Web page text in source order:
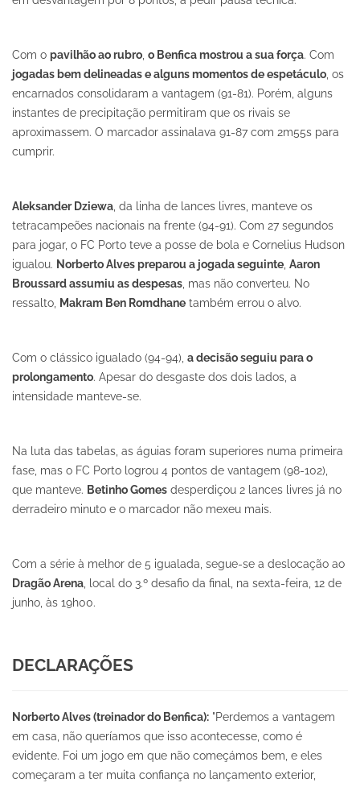
Com o pavilhão ao rubro o Benfica mostrou a sua força. Com
jogadas bem delineadas e alguns momentos de espetáculo , os
encarnados consolidaram a vantagem (91-81). Porém, alguns
instantes de precipitação permitiram que os rivais se
aproximassem. O marcador assinalava 91-87 com 2m55s para
cumprir.
Aleksander Dziewa , da linha de lances livres, manteve os
tetracampeões nacionais na frente (94-91). Com 27 segundos
para jogar, o FC Porto teve a posse de bola e Cornelius Hudson
igualou. Norberto Alves preparou a jogada seguinte Aaron
Broussard assumiu as despesas , mas não converteu. No
ressalto,
Makram Ben Romdhane também errou o alvo.
Com o clássico igualado (94-94), a decisão seguiu para o
prolongamento. Apesar do desgaste dos dois lados, a
intensidade manteve-se.
Na luta das tabelas, as águias foram superiores numa primeira
fase, mas o FC Porto logrou 4 pontos de vantagem (98-102),
que manteve. Betinho Gomes desperdiçou 2 lances livres já no
derradeiro minuto e o marcador não mexeu mais.
Com a série à melhor de 5 igualada, segue-se a deslocação ao
Dragão Arena , local do 3.º desafio da final, na sexta-feira, 12 de
junho, às 19h00.
DECLARAÇÕES
Norberto Alves (treinador do Benfica): "Perdemos a vantagem
em casa, não queríamos que isso acontecesse, como é
evidente. Foi um jogo em que não começámos bem, e eles
começaram a ter muita confiança no lançamento exterior,